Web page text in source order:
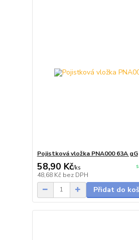
Pojistková vložka PNA000 63A gG
58,90 Kč/ks
48,68 Kč bez DPH
Přidat do